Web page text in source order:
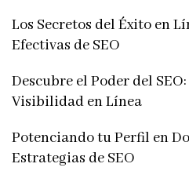
Los Secretos del Éxito en
Efectivas de SEO
Descubre el Poder del
Visibilidad en Línea
Potenciando tu Perfil en
Estrategias de SEO